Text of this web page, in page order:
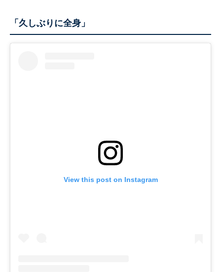
「久しぶりに全身」
View this post on Instagram